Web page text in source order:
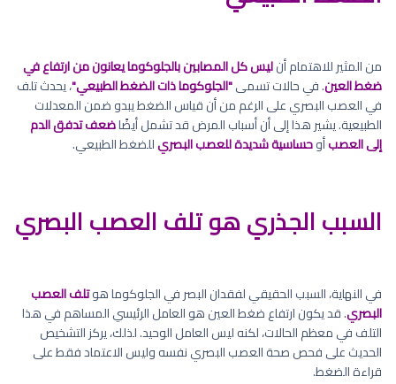
من المثير للاهتمام أنليس كل المصابين بالجلوكوما يعانون من ارتفاع في
ضغط العين. في حالات تسمى"الجلوكوما ذات الضغط الطبيعي"، يحدث تلف
في العصب البصري على الرغم من أن قياس الضغط يبدو ضمن المعدلات
الطبيعية. يشير هذا إلى أن أسباب المرض قد تشمل أيضًاضعف تدفق الدم
إلى العصبأوحساسية شديدة للعصب البصريللضغط الطبيعي.
السبب الجذري هو تلف العصب البصري
في النهاية، السبب الحقيقي لفقدان البصر في الجلوكوما هوتلف العصب
البصري. قد يكون ارتفاع ضغط العين هو العامل الرئيسي المساهم في هذا
التلف في معظم الحالات، لكنه ليس العامل الوحيد. لذلك، يركز التشخيص
الحديث على فحص صحة العصب البصري نفسه وليس الاعتماد فقط على
قراءة الضغط.